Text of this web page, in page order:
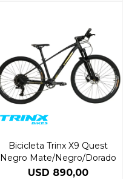
Bicicleta Trinx X9 Quest
Negro Mate/Negro/Dorado
USD 890,00